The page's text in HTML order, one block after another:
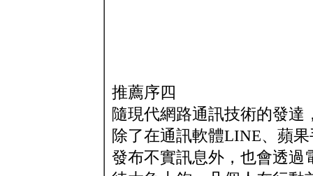
推薦序四
隨現代網路通訊技術的發
除了在通訊軟體LINE、蘋
發布不實訊息外，也會透過